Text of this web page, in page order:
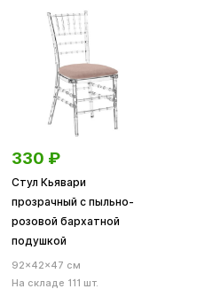
330 ₽
Стул Кьявари
прозрачный с пыльно-
розовой бархатной
подушкой
92×42×47 см
На складе 111 шт.